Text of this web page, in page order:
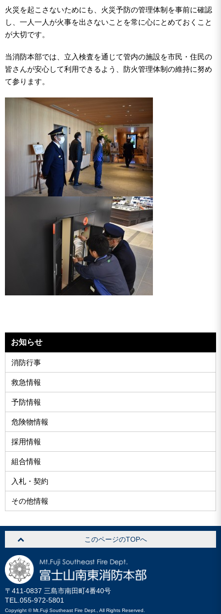
火災を起こさないためにも、火災予防の管理体制を事前に確認
し、一人一人が火事を出さないことを常に心にとめておくこと
が大切です。
当消防本部では、立入検査を通じて管内の施設を市民・住民の
皆さんが安心して利用できるよう、防火管理体制の維持に努め
て参ります。
お知らせ
消防行事
救急情報
予防情報
危険物情報
採用情報
組合情報
入札・契約
その他情報
このページのTOPへ
〒411-0837 三島市南田町4番40号
TEL.055-972-5801
Copyright © Mt.Fuji Southeast Fire Dept., All Rights Reserved.